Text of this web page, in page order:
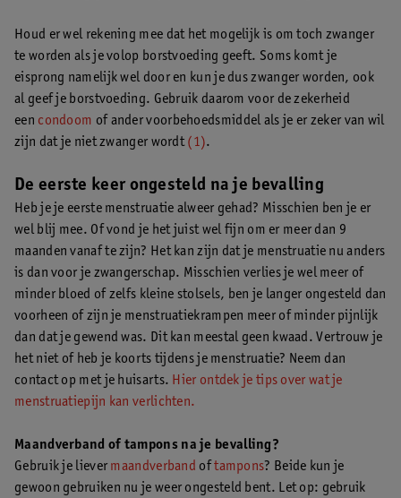
Houd er wel rekening mee dat het mogelijk is om toch zwanger
te worden als je volop borstvoeding geeft. Soms komt je
eisprong namelijk wel door en kun je dus zwanger worden, ook
al geef je borstvoeding. Gebruik daarom voor de zekerheid
een condoom of ander voorbehoedsmiddel als je er zeker van wil
zijn dat je niet zwanger wordt(1).
De eerste keer ongesteld na je bevalling
Heb je je eerste menstruatie alweer gehad? Misschien ben je er
wel blij mee. Of vond je het juist wel fijn om er meer dan 9
maanden vanaf te zijn? Het kan zijn dat je menstruatie nu anders
is dan voor je zwangerschap. Misschien verlies je wel meer of
minder bloed of zelfs kleine stolsels, ben je langer ongesteld dan
voorheen of zijn je menstruatiekrampen meer of minder pijnlijk
dan dat je gewend was. Dit kan meestal geen kwaad. Vertrouw je
het niet of heb je koorts tijdens je menstruatie? Neem dan
contact op met je huisarts. Hier ontdek je tips over wat je
menstruatiepijn kan verlichten.
Maandverband of tampons na je bevalling?
Gebruik je liever maandverband oftampons? Beide kun je
gewoon gebruiken nu je weer ongesteld bent. Let op: gebruik